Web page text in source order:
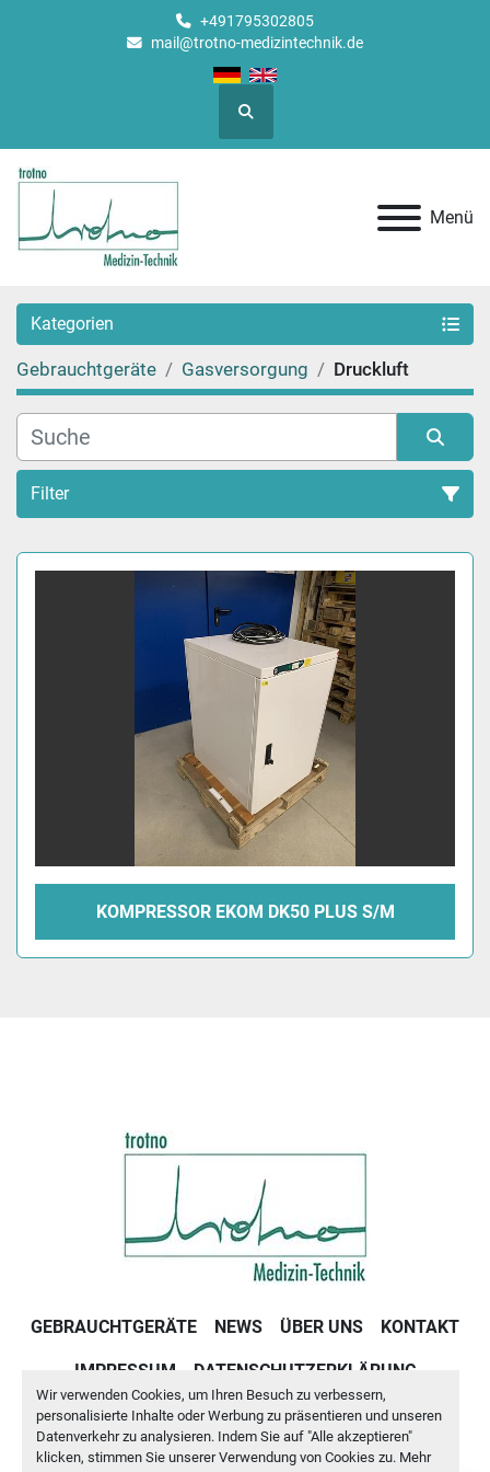
Wir verwenden Cookies, um Ihren Besuch zu verbessern,
personalisierte Inhalte oder Werbung zu präsentieren und unseren
Datenverkehr zu analysieren. Indem Sie auf "Alle akzeptieren"
klicken, stimmen Sie unserer Verwendung von Cookies zu. Mehr
+491795302805
mail@trotno-medizintechnik.de
Suche
Menü
Kategorien
Gebrauchtgeräte Gasversorgung Druckluft
Filter
Sortieren nach
KOMPRESSOR EKOM DK50 PLUS S/M
GEBRAUCHTGERÄTE NEWS ÜBER UNS KONTAKT
IMPRESSUM DATENSCHUTZERKLÄRUNG
GESCHÄFTSBEDINGUNGEN
Cookie-Einstellungen